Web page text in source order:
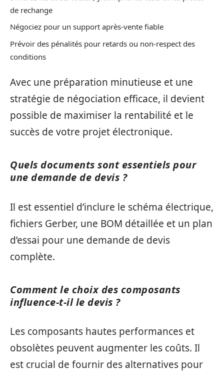
de rechange
Négociez pour un support après-vente fiable
Prévoir des pénalités pour retards ou non-respect des
conditions
Avec une préparation minutieuse et une
stratégie de négociation efficace, il devient
possible de maximiser la rentabilité et le
succès de votre projet électronique.
Quels documents sont essentiels pour
une demande de devis ?
Il est essentiel d’inclure le schéma électrique,
fichiers Gerber, une BOM détaillée et un plan
d’essai pour une demande de devis
complète.
Comment le choix des composants
influence-t-il le devis ?
Les composants hautes performances et
obsolètes peuvent augmenter les coûts. Il
est crucial de fournir des alternatives pour